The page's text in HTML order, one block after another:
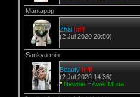
Mantappp
Zhai [off]
(2 Jul 2020 20:50)
Sankyu min
Beauty [off]
(2 Jul 2020 14:36)
* Newbie = Awet Muda